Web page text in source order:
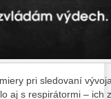
pri sledovaní
aj s respirátormi – ich